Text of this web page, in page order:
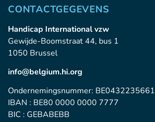
CONTACTGEGEVENS
Handicap International vzw
Gewijde-Boomstraat 44, bus 1
1050 Brussel
info@belgium.hi.org
Ondernemingsnummer: BE0432235661
IBAN : BE80 0000 0000 7777
BIC : GEBABEBB